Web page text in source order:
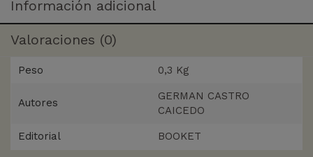
Información adicional
Valoraciones (0)
Peso 0,3 Kg
Autores
GERMAN CASTRO
CAICEDO
Editorial BOOKET